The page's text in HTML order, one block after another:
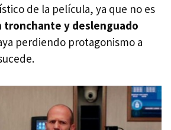
de la película, ya que no es
tronchante y deslenguado
perdiendo protagonismo a